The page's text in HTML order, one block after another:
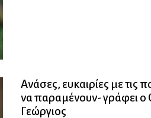
Ανάσες, ευκαιρίες με τις
να παραμένουν- γράφει
Γεώργιος